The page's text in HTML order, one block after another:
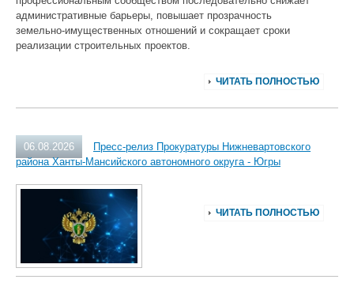
административные барьеры, повышает прозрачность
земельно‑имущественных отношений и сокращает сроки
реализации строительных проектов.
ЧИТАТЬ ПОЛНОСТЬЮ
06.08.2026
Пресс-релиз Прокуратуры Нижневартовского
района Ханты-Мансийского автономного округа - Югры
ЧИТАТЬ ПОЛНОСТЬЮ